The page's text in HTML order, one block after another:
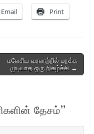
Email Print
மலேசிய வரலாற்றில் மறக்க
முடியாத ஒரு நிகழ்ச்சி →
தேசம்”